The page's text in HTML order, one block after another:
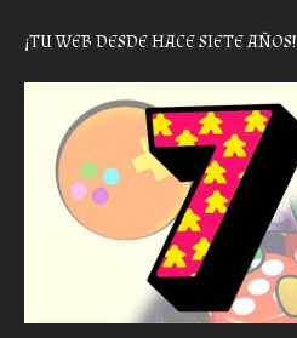
¡TU WEB DESDE HACE SIETE AÑOS!